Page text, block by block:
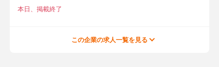
本日、掲載終了
この企業の求人一覧を見る